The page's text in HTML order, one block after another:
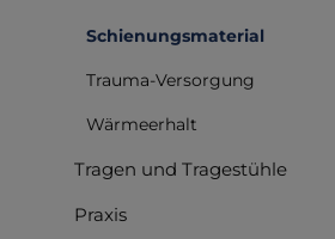
Schienungsmaterial
Trauma-Versorgung
Wärmeerhalt
Tragen und Tragestühle
Praxis